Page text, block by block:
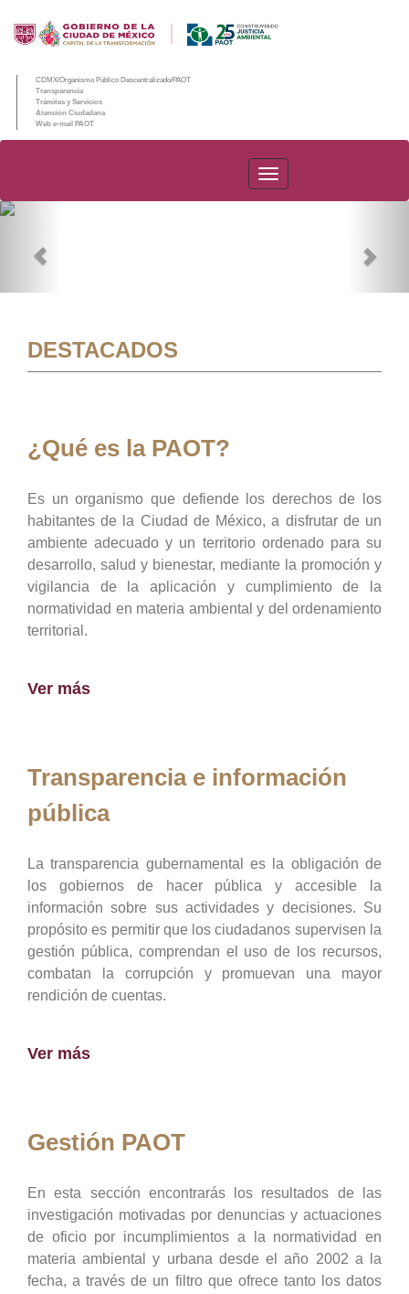
CDMX/Organismo Público Descentralizado/PAOT
Transparencia
Trámites y Servicios
Atención Ciudadana
Web e-mail PAOT
PAOT
DESTACADOS
¿Qué es la PAOT?
Es un organismo que defiende los derechos de los
habitantes de la Ciudad de México, a disfrutar de un
ambiente adecuado y un territorio ordenado para su
desarrollo, salud y bienestar, mediante la promoción y
vigilancia de la aplicación y cumplimiento de la
normatividad en materia ambiental y del ordenamiento
territorial.
Ver más
Transparencia e información
pública
La transparencia gubernamental es la obligación de
los gobiernos de hacer pública y accesible la
información sobre sus actividades y decisiones. Su
propósito es permitir que los ciudadanos supervisen la
gestión pública, comprendan el uso de los recursos,
combatan la corrupción y promuevan una mayor
rendición de cuentas.
Ver más
Gestión PAOT
En esta sección encontrarás los resultados de las
investigación motivadas por denuncias y actuaciones
de oficio por incumplimientos a la normatividad en
materia ambiental y urbana desde el año 2002 a la
fecha, a través de un filtro que ofrece tanto los datos